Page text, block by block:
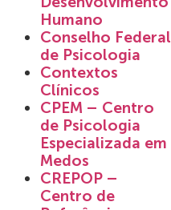
Humano
Conselho Federal
de Psicologia
Contextos
Clínicos
CPEM – Centro
de Psicologia
Especializada em
Medos
CREPOP –
Centro de